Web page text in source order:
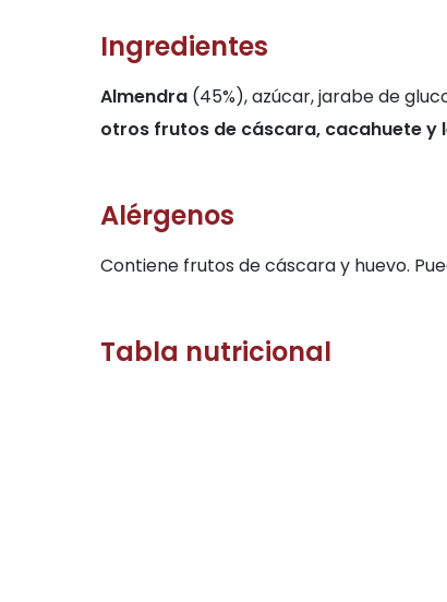
Ingredientes
Almendra (45%), azúcar, jarabe de
otros frutos de cáscara, cacahuete y
Alérgenos
Contiene frutos de cáscara y huevo.
Tabla nutricional